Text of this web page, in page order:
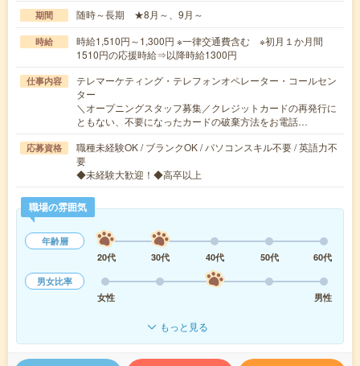
期間 随時～長期 ★8月～、9月～
時給
時給1,510円～1,300円 ※一律交通費含む ※初月１か月間
1510円の応援時給⇒以降時給1300円
仕事内容
テレマーケティング・テレフォンオペレーター・コールセン
ター
＼オープニングスタッフ募集／クレジットカードの再発行に
ともない、不要になったカードの破棄方法をお電話…
応募資格
職種未経験OK / ブランクOK / パソコンスキル不要 / 英語力不
要
◆未経験大歓迎！◆高卒以上
職場の雰囲気
年齢層
20代
30代 40代 50代
60代
男女比率
女性
男性
もっと見る